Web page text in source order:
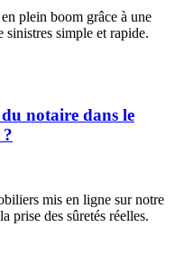
plein boom grâce à une
sinistres simple et rapide.
notaire dans le
mis en ligne sur notre
prise des sûretés réelles.